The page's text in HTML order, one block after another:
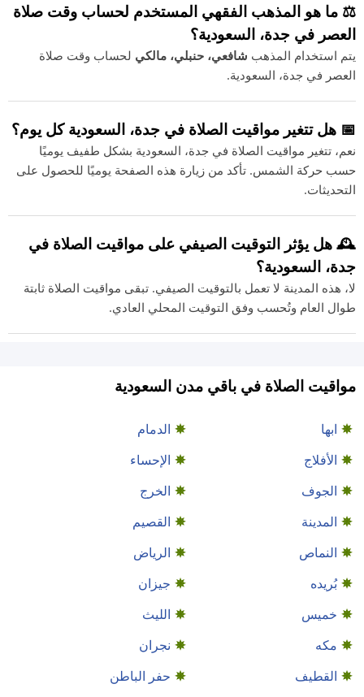
⚖️ ما هو المذهب الفقهي المستخدم لحساب وقت صلاة
العصر في جدة، السعودية؟
يتم استخدام المذهب شافعي، حنبلي، مالكي لحساب وقت صلاة
العصر في جدة، السعودية.
📅 هل تتغير مواقيت الصلاة في جدة، السعودية كل يوم؟
نعم، تتغير مواقيت الصلاة في جدة، السعودية بشكل طفيف يوميًا
حسب حركة الشمس. تأكد من زيارة هذه الصفحة يوميًا للحصول على
التحديثات.
🕰️ هل يؤثر التوقيت الصيفي على مواقيت الصلاة في
جدة، السعودية؟
لا، هذه المدينة لا تعمل بالتوقيت الصيفي. تبقى مواقيت الصلاة ثابتة
طوال العام وتُحسب وفق التوقيت المحلي العادي.
مواقيت الصلاة في باقي مدن السعودية
ابها
الدمام
الأفلاج
الإحساء
الجوف
الخرج
المدينة
القصيم
النماص
الرياض
بُريده
جيزان
خميس
الليث
مكه
نجران
القطيف
حفر الباطن